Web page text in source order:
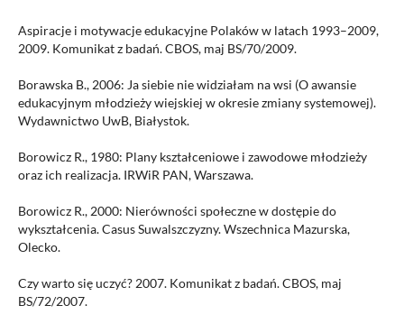
Aspiracje i motywacje edukacyjne Polaków w latach 1993–2009,
2009. Komunikat z badań. CBOS, maj BS/70/2009.
Borawska B., 2006: Ja siebie nie widziałam na wsi (O awansie
edukacyjnym młodzieży wiejskiej w okresie zmiany systemowej).
Wydawnictwo UwB, Białystok.
Borowicz R., 1980: Plany kształceniowe i zawodowe młodzieży
oraz ich realizacja. IRWiR PAN, Warszawa.
Borowicz R., 2000: Nierówności społeczne w dostępie do
wykształcenia. Casus Suwalszczyzny. Wszechnica Mazurska,
Olecko.
Czy warto się uczyć? 2007. Komunikat z badań. CBOS, maj
BS/72/2007.